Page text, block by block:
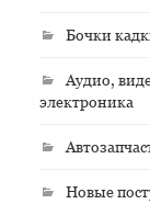
Бочки
Аудио,
электроника
Новые